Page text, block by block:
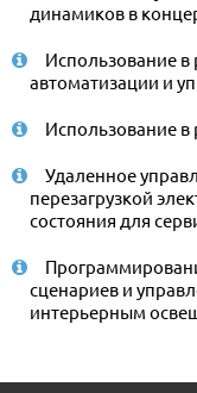
динамиков в
Использование
автоматизации и
Использование
Удаленное
перезагрузкой
состояния для
сценариев и
интерьерным